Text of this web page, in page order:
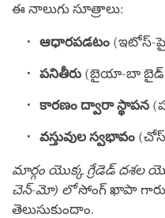
ఈ నాలుగు సూత్రాలు:
ఆధారపడటం (ఇటోస్-పై
పనితీరు (బైయా-బా
కారణం ద్వారా స్థాపన
వస్తువుల స్వభావం
మార్గం యొక్క గ్రేడెడ్ దశల
చెన్-మో) లోసోంగ్ ఖాపా
తెలుసుకుందాం.